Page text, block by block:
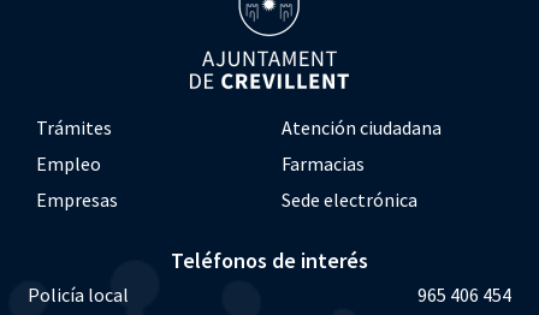
Trámites
Atención ciudadana
Empleo
Farmacias
Empresas
Sede electrónica
Teléfonos de interés
Policía local
965 406 454